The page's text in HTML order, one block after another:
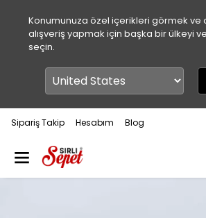
Konumunuza özel içerikleri görmek ve
alışveriş yapmak için başka bir ülkeyi
seçin.
Sipariş Takip Hesabım Blog